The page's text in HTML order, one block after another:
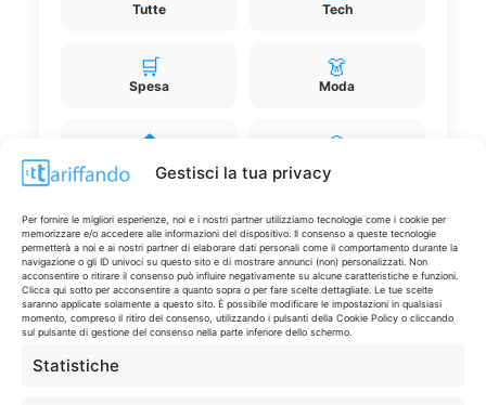
Gestisci la tua privacy
Per fornire le migliori esperienze, noi e i nostri partner utilizziamo tecnologie come i cookie per
memorizzare e/o accedere alle informazioni del dispositivo. Il consenso a queste tecnologie
permetterà a noi e ai nostri partner di elaborare dati personali come il comportamento durante la
navigazione o gli ID univoci su questo sito e di mostrare annunci (non) personalizzati. Non
acconsentire o ritirare il consenso può influire negativamente su alcune caratteristiche e funzioni.
Clicca qui sotto per acconsentire a quanto sopra o per fare scelte dettagliate. Le tue scelte
saranno applicate solamente a questo sito. È possibile modificare le impostazioni in qualsiasi
momento, compreso il ritiro del consenso, utilizzando i pulsanti della Cookie Policy o cliccando
sul pulsante di gestione del consenso nella parte inferiore dello schermo.
Statistiche
Tutte Tech
🛒
Spesa
👗
Moda
🏠
Casa
💎
Disclaimer
I marchi citati appartengono ai rispettivi proprietari. Le offerte